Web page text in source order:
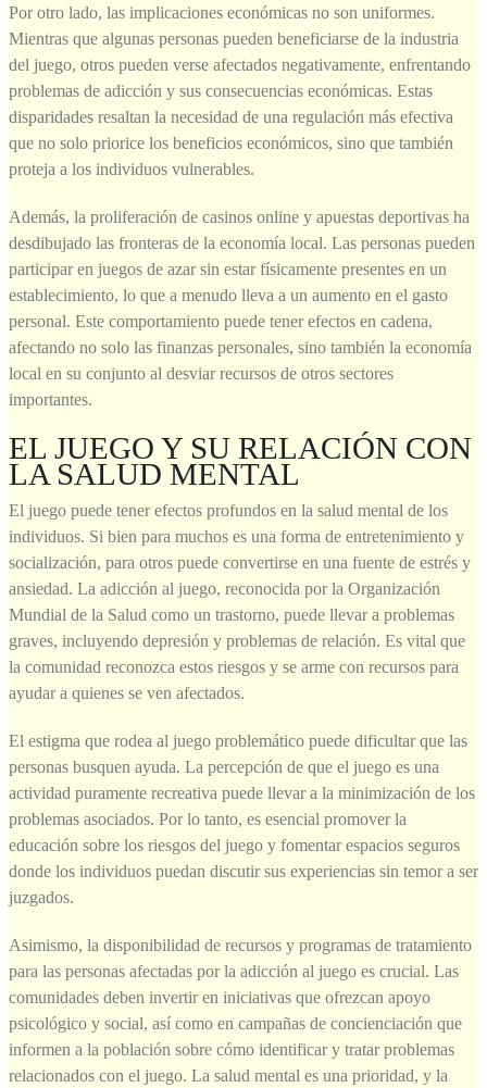
Por otro lado, las implicaciones económicas no son uniformes.
Mientras que algunas personas pueden beneficiarse de la industria
del juego, otros pueden verse afectados negativamente, enfrentando
problemas de adicción y sus consecuencias económicas. Estas
disparidades resaltan la necesidad de una regulación más efectiva
que no solo priorice los beneficios económicos, sino que también
proteja a los individuos vulnerables.
Además, la proliferación de casinos online y apuestas deportivas ha
desdibujado las fronteras de la economía local. Las personas pueden
participar en juegos de azar sin estar físicamente presentes en un
establecimiento, lo que a menudo lleva a un aumento en el gasto
personal. Este comportamiento puede tener efectos en cadena,
afectando no solo las finanzas personales, sino también la economía
local en su conjunto al desviar recursos de otros sectores
importantes.
EL JUEGO Y SU RELACIÓN CON
LA SALUD MENTAL
El juego puede tener efectos profundos en la salud mental de los
individuos. Si bien para muchos es una forma de entretenimiento y
socialización, para otros puede convertirse en una fuente de estrés y
ansiedad. La adicción al juego, reconocida por la Organización
Mundial de la Salud como un trastorno, puede llevar a problemas
graves, incluyendo depresión y problemas de relación. Es vital que
la comunidad reconozca estos riesgos y se arme con recursos para
ayudar a quienes se ven afectados.
El estigma que rodea al juego problemático puede dificultar que las
personas busquen ayuda. La percepción de que el juego es una
actividad puramente recreativa puede llevar a la minimización de los
problemas asociados. Por lo tanto, es esencial promover la
educación sobre los riesgos del juego y fomentar espacios seguros
donde los individuos puedan discutir sus experiencias sin temor a ser
juzgados.
Asimismo, la disponibilidad de recursos y programas de tratamiento
para las personas afectadas por la adicción al juego es crucial. Las
comunidades deben invertir en iniciativas que ofrezcan apoyo
psicológico y social, así como en campañas de concienciación que
informen a la población sobre cómo identificar y tratar problemas
relacionados con el juego. La salud mental es una prioridad, y la